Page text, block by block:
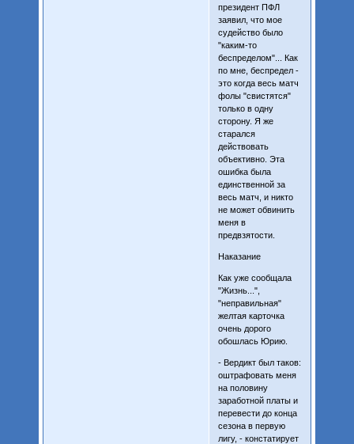
президент ПФЛ
заявил, что мое
судейство было
"каким-то
беспределом"... Как
по мне, беспредел -
это когда весь матч
фолы "свистятся"
только в одну
сторону. Я же
старался
действовать
объективно. Эта
ошибка была
единственной за
весь матч, и никто
не может обвинить
меня в
предвзятости.
Наказание
Как уже сообщала
"Жизнь...",
"неправильная"
желтая карточка
очень дорого
обошлась Юрию.
- Вердикт был таков:
оштрафовать меня
на половину
заработной платы и
перевести до конца
сезона в первую
лигу, - констатирует